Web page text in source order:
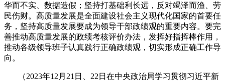
华而不实、数据造假；坚持打基础利长远，反对竭泽而渔、劳
民伤财。高质量发展是全面建设社会主义现代化国家的首要任
务，坚持高质量发展要成为领导干部政绩观的重要内容。要完
善推动高质量发展的政绩考核评价办法，发挥好指挥棒作用，
推动各级领导班子认真践行正确政绩观，切实形成正确工作导
向。
（2023年12 月 21 日、 22 日在中央政治局学习贯彻习近平新